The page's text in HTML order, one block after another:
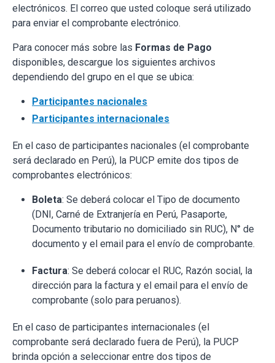
electrónicos. El correo que usted coloque será utilizado
para enviar el comprobante electrónico.
Para conocer más sobre las Formas de Pago
disponibles, descargue los siguientes archivos
dependiendo del grupo en el que se ubica:
Participantes nacionales
Participantes internacionales
En el caso de participantes nacionales (el comprobante
será declarado en Perú), la PUCP emite dos tipos de
comprobantes electrónicos:
Boleta: Se deberá colocar el Tipo de documento
(DNI, Carné de Extranjería en Perú, Pasaporte,
Documento tributario no domiciliado sin RUC), N° de
documento y el email para el envío de comprobante.
Factura: Se deberá colocar el RUC, Razón social, la
dirección para la factura y el email para el envío de
comprobante (solo para peruanos).
En el caso de participantes internacionales (el
comprobante será declarado fuera de Perú), la PUCP
brinda opción a seleccionar entre dos tipos de